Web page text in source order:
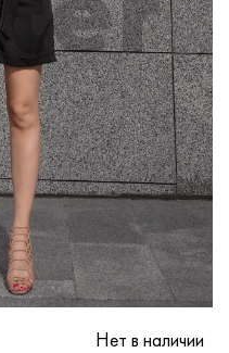
Нет в наличии